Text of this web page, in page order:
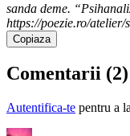
sanda deme.
https://poezie.ro/atelier/
Copiaza
Comentarii (2)
Autentifica-te pentru a